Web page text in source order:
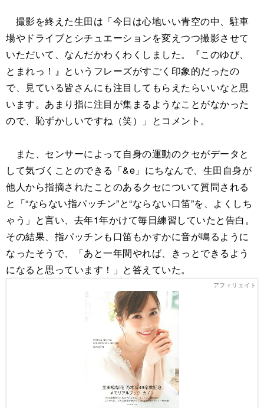
撮影を終えた生田は「今日は心地いい青空の中、駐車
場やドライブとシチュエーションを変えつつ撮影させて
いただいて、なんだかわくわくしました。『このゆび、
とまれっ！』というフレーズがすごく印象的だったの
で、見ている皆さんにも注目してもらえたらいいなと思
います。あまり指に注目が集まるようなことがなかった
ので、恥ずかしいですね（笑）」とコメント。
また、センサーによって自身の運動のクセがデータと
して気づくことのできる「&e」にちなんで、生田自身が
他人から指摘されたことのあるクセについて質問される
と「“ならない指パッチン”と“ならない口笛”を、よくしち
ゃう」と言い、去年1年かけて毎日練習していたと告白。
その結果、指パッチンも口笛もかすかに音が鳴るように
なったそうで、「あと一年間やれば、きっとできるよう
になると思っています！」と答えていた。